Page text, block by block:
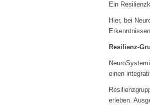
Ein
Hier, bei
Resilienz-
einen
erleben.